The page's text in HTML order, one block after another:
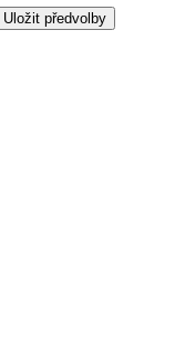
Uložit předvolby